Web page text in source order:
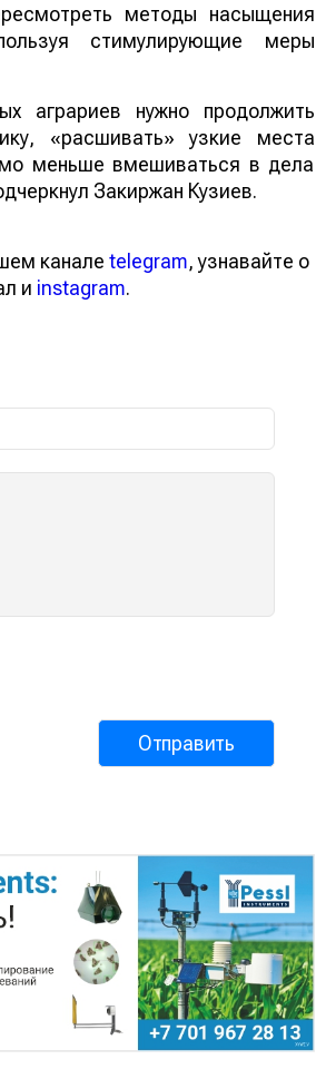
методы насыщения
стимулирующие меры
аграриев нужно продолжить
«расшивать» узкие места
меньше вмешиваться в дела
Закиржан Кузиев.
канале telegram, узнавайте о
и instagram.